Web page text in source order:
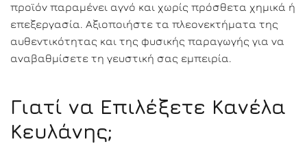
προϊόν παραμένει αγνό και χωρίς πρόσθετα χημικά ή
επεξεργασία. Αξιοποιήστε τα πλεονεκτήματα της
αυθεντικότητας και της φυσικής παραγωγής για να
αναβαθμίσετε τη γευστική σας εμπειρία.
Γιατί να Επιλέξετε Κανέλα
Κευλάνης;